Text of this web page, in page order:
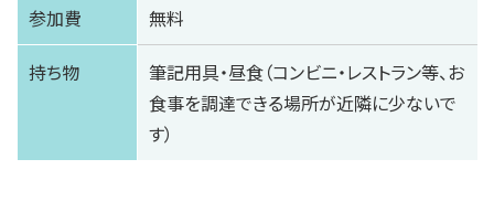
参加費 無料
持ち物
筆記用具・昼食（コンビニ・レストラン等、お
食事を調達できる場所が近隣に少ないで
す）